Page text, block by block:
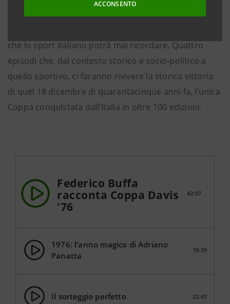
ACCONSENTO
Nazionale italiana di tennis per conquistare uno dei
che lo sport italiano potrà mai ricordare. Quattro
episodi che, dal contesto storico e socio-politico a
quello sportivo, ci faranno rivivere la storica vittoria
di quel 18 dicembre di quarantacinque anni fa, l’unica
Coppa conquistata dall’Italia in oltre 100 edizioni.
Federico Buffa
racconta Coppa Davis
'76
42:07
1976: l’anno magico di Adriano
Panatta
18:39
Il sorteggio perfetto 22:47